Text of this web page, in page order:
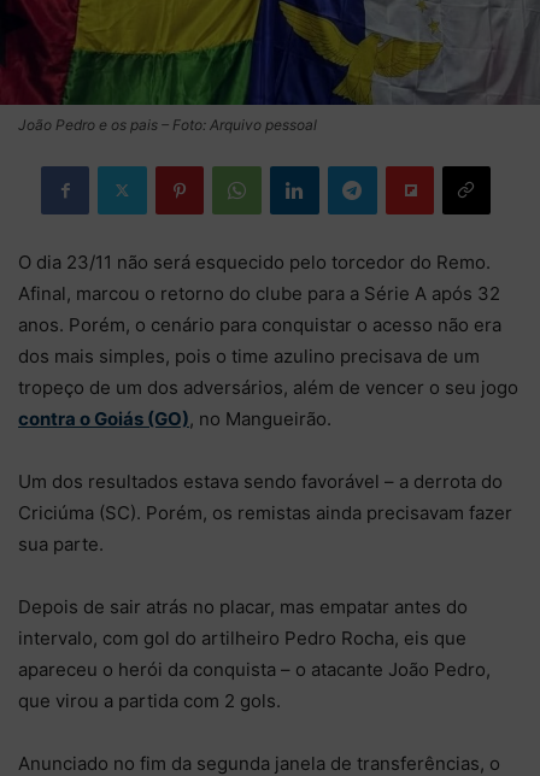
João Pedro e os pais – Foto: Arquivo pessoal
O dia 23/11 não será esquecido pelo torcedor do Remo.
Afinal, marcou o retorno do clube para a Série A após 32
anos. Porém, o cenário para conquistar o acesso não era
dos mais simples, pois o time azulino precisava de um
tropeço de um dos adversários, além de vencer o seu jogo
contra o Goiás (GO), no Mangueirão.
Um dos resultados estava sendo favorável – a derrota do
Criciúma (SC). Porém, os remistas ainda precisavam fazer
sua parte.
Depois de sair atrás no placar, mas empatar antes do
intervalo, com gol do artilheiro Pedro Rocha, eis que
apareceu o herói da conquista – o atacante João Pedro,
que virou a partida com 2 gols.
Anunciado no fim da segunda janela de transferências, o